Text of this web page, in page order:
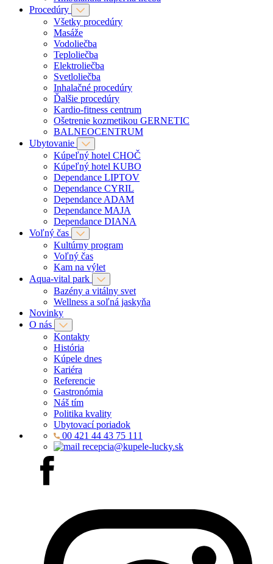
Procedúry
Všetky procedúry
Masáže
Vodoliečba
Teploliečba
Elektroliečba
Svetloliečba
Inhalačné procedúry
Ďalšie procedúry
Kardio-fitness centrum
Ošetrenie kozmetikou GERNETIC
BALNEOCENTRUM
Ubytovanie
Kúpeľný hotel CHOČ
Kúpeľný hotel KUBO
Dependance LIPTOV
Dependance CYRIL
Dependance ADAM
Dependance MAJA
Dependance DIANA
Voľný čas
Kultúrny program
Voľný čas
Kam na výlet
Aqua-vital park
Bazény a vitálny svet
Wellness a soľná jaskyňa
Novinky
O nás
Kontakty
História
Kúpele dnes
Kariéra
Referencie
Gastronómia
Náš tím
Politika kvality
Ubytovací poriadok
00 421 44 43 75 111
recepcia@kupele-lucky.sk